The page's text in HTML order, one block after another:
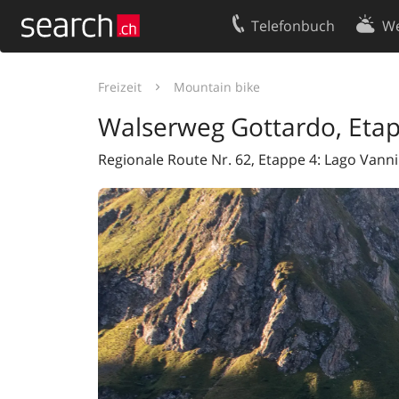
Telefonbuch
Freizeit Mountain bike
Walserweg Gottardo,
Regionale Route Nr. 62, Etappe 4: Lago